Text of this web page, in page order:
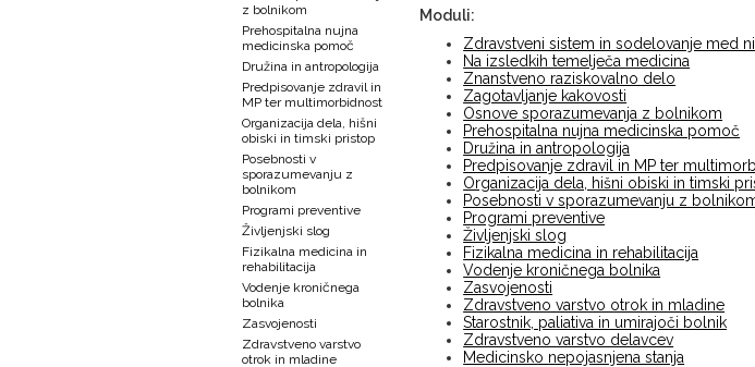
z bolnikom
Prehospitalna nujna
medicinska pomoč
Družina in antropologija
Predpisovanje zdravil in
MP ter multimorbidnost
Organizacija dela, hišni
obiski in timski pristop
Posebnosti v
sporazumevanju z
bolnikom
Programi preventive
Življenjski slog
Fizikalna medicina in
rehabilitacija
Vodenje kroničnega
bolnika
Zasvojenosti
Zdravstveno varstvo
otrok in mladine
Moduli:
Zdravstveni sistem in sodelovanje med
Na izsledkih temelječa medicina
Znanstveno raziskovalno delo
Zagotavljanje kakovosti
Osnove sporazumevanja z bolnikom
Prehospitalna nujna medicinska pomoč
Družina in antropologija
Predpisovanje zdravil in MP ter
Organizacija dela, hišni obiski in timski
Posebnosti v sporazumevanju z
Programi preventive
Življenjski slog
Fizikalna medicina in rehabilitacija
Vodenje kroničnega bolnika
Zasvojenosti
Zdravstveno varstvo otrok in mladine
Starostnik, paliativa in umirajoči bolnik
Zdravstveno varstvo delavcev
Medicinsko nepojasnjena stanja